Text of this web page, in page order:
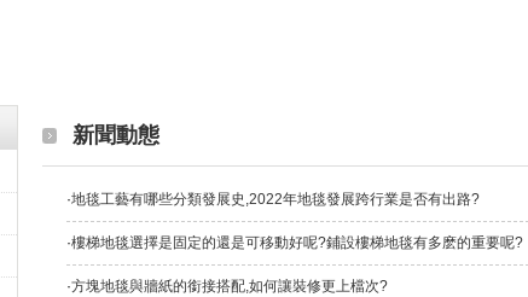
新聞動態
·地毯工藝有哪些分類發展史,2022年地毯發展跨行業是否有出路?
·樓梯地毯選擇是固定的還是可移動好呢?鋪設樓梯地毯有多麽的重要呢?
·方塊地毯與牆紙的銜接搭配,如何讓裝修更上檔次?